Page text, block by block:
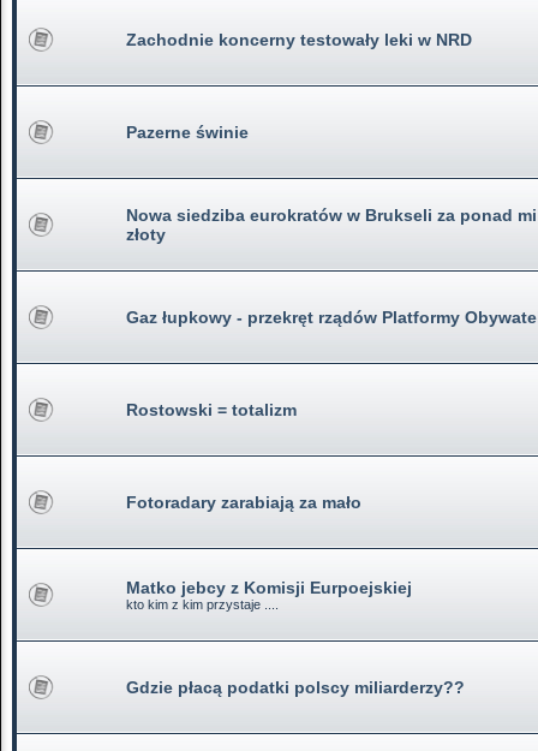
Zachodnie koncerny testowały leki w NRD
Pazerne świnie
Nowa siedziba eurokratów w Brukseli za ponad
złoty
Gaz łupkowy - przekręt rządów Platformy
Rostowski = totalizm
Fotoradary zarabiają za mało
Matko jebcy z Komisji Eurpoejskiej
kto kim z kim przystaje ....
Gdzie płacą podatki polscy miliarderzy??